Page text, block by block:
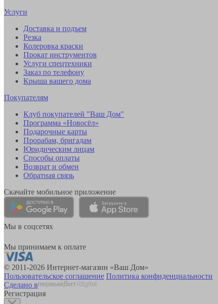
Услуги
Доставка и подъем
Резка
Колеровка краски
Прокат инструментов
Услуги спецтехники
Заказ по телефону
Крыша вашего дома
Покупателям
Клуб покупателей "Ваш Дом"
Программа «Новосёл»
Подарочные карты
Прорабам, бригадам
Юридическим лицам
Способы оплаты
Возврат и обмен
Обратная связь
Скачайте мобильное приложение
Мы в соцсетях
Мы принимаем к оплате
© 2011-2026 Интернет-магазин «Ваш Дом»
Пользовательское соглашение Политика конфиденциальности
Сделано в
Регистрация